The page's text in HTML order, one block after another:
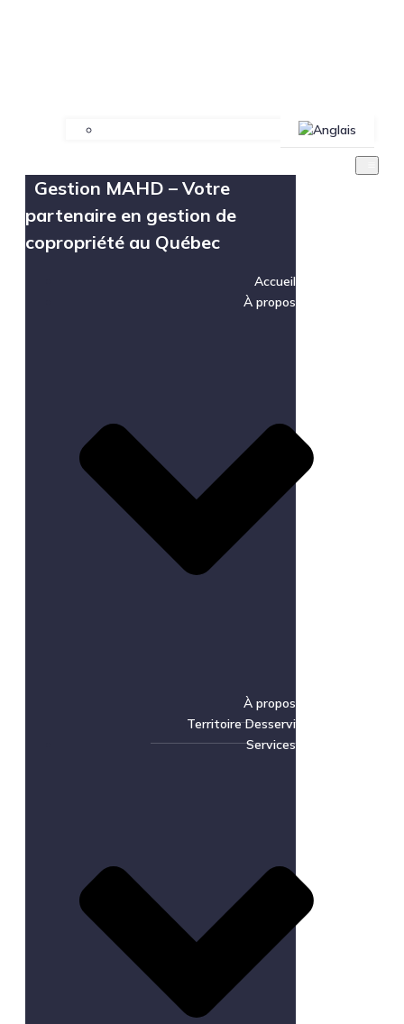
Gestion MAHD – Votre
partenaire en gestion de
copropriété au Québec
Accueil
À propos
À propos
Territoire Desservi
Services